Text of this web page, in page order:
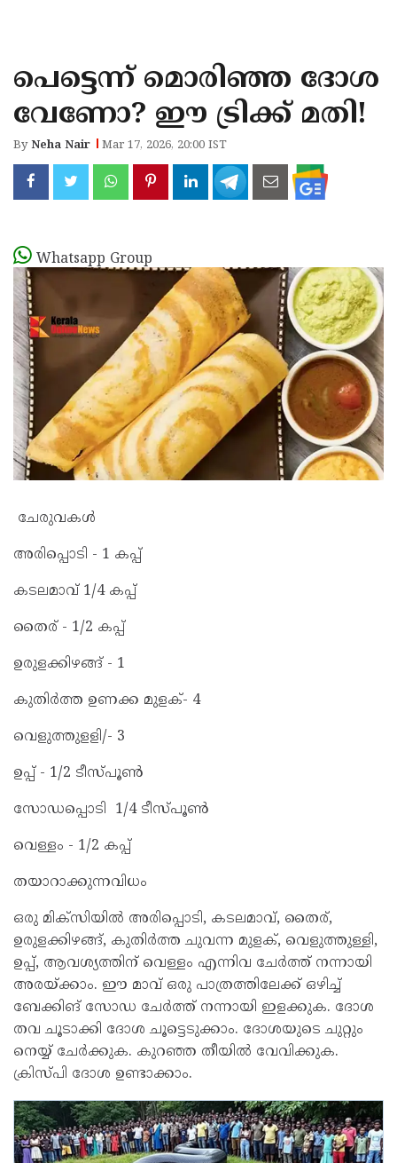
KANNUR
KASARAGOD
പെട്ടെന്ന് മൊരിഞ്ഞ ദോശ
വേണോ? ഈ ട്രിക്ക് മതി!
ByNeha Nair Mar 17, 2026, 20:00 IST
Whatsapp Group
ചേരുവകൾ
അരിപ്പൊടി - 1 കപ്പ്
കടലമാവ് 1/4 കപ്പ്
തൈര് - 1/2 കപ്പ്
ഉരുളക്കിഴങ്ങ് - 1
കുതിർത്ത ഉണക്ക മുളക്- 4
വെളുത്തുളളി/- 3
ഉപ്പ് - 1/2 ടീസ്പൂൺ
സോഡപ്പൊടി 1/4 ടീസ്പൂൺ
വെള്ളം - 1/2 കപ്പ്
തയാറാക്കുന്നവിധം
ഒരു മിക്സിയിൽ അരിപ്പൊടി, കടലമാവ്, തൈര്,
ഉരുളക്കിഴങ്ങ്, കുതിർത്ത ചുവന്ന മുളക്, വെളുത്തുള്ളി,
ഉപ്പ്, ആവശ്യത്തിന് വെള്ളം എന്നിവ ചേർത്ത് നന്നായി
അരയ്ക്കാം. ഈ മാവ് ഒരു പാത്രത്തിലേക്ക് ഒഴിച്ച്
ബേക്കിങ് സോഡ ചേർത്ത് നന്നായി ഇളക്കുക. ദോശ
തവ ചൂടാക്കി ദോശ ചൂട്ടെടുക്കാം. ദോശയുടെ ചുറ്റും
നെയ്യ് ചേർക്കുക. കുറഞ്ഞ തീയിൽ വേവിക്കുക.
ക്രിസ്പി ദോശ ഉണ്ടാക്കാം.